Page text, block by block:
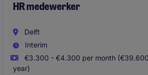
HR medewerker
Delft
Interim
€3.300 - €4.300 per month
year)